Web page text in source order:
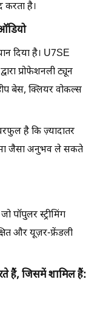
करता है।
दिया है। U7SE
प्रोफेशनली ट्यून
बेस, क्लियर वोकल्स
है कि ज़्यादातर
जैसा अनुभव ले सकते
पॉपुलर स्ट्रीमिंग
और यूज़र-फ्रेंडली
हैं, जिसमें शामिल हैं: